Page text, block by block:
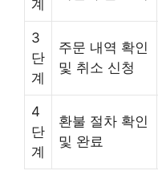
계
3
단
계
주문 내역 확인
및 취소 신청
4
단
계
환불 절차 확인
및 완료